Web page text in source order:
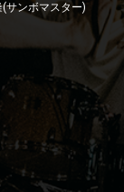
サンボマスター)